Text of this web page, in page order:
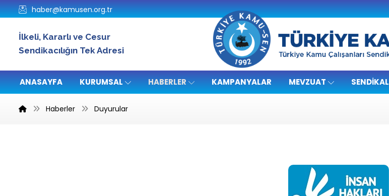
haber@kamusen.org.tr
İlkeli, Kararlı ve Cesur
Sendikacılığın Tek Adresi
ANASAYFA KURUMSAL HABERLER KAMPANYALAR MEVZUAT
Haberler Duyurular